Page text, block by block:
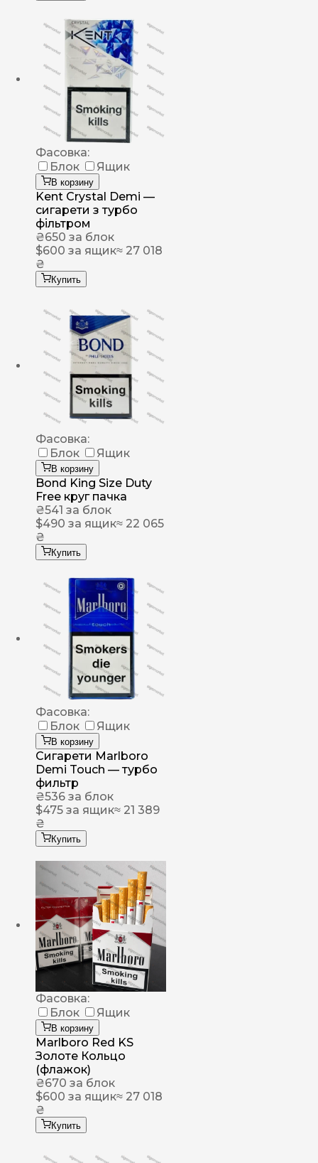
Фасовка:
Блок
Ящик
В корзину
Kent Crystal Demi —
сигарети з турбо
фільтром
₴650 за блок
$600 за ящик≈ 27 018
₴
Купить
Фасовка:
Блок
Ящик
В корзину
Bond King Size Duty
Free круг пачка
₴541 за блок
$490 за ящик≈ 22 065
₴
Купить
Фасовка:
Блок
Ящик
В корзину
Сигарети Marlboro
Demi Touch — турбо
фильтр
₴536 за блок
$475 за ящик≈ 21 389
₴
Купить
Фасовка:
Блок
Ящик
В корзину
Marlboro Red KS
Золоте Кольцо
(флажок)
₴670 за блок
$600 за ящик≈ 27 018
₴
Купить